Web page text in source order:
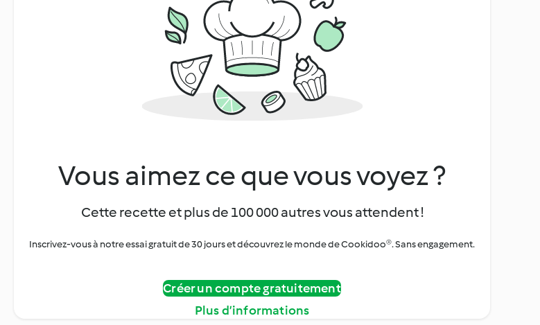
Vous aimez ce que vous voyez ?
Cette recette et plus de 100 000 autres vous attendent !
Inscrivez-vous à notre essai gratuit de 30 jours et découvrez le monde de Cookidoo®. Sans engagement.
Créer un compte gratuitement
Plus d’informations